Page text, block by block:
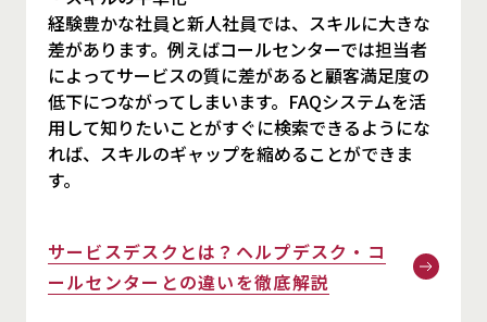
経験豊かな社員と新人社員では、スキルに大きな
差があります。例えばコールセンターでは担当者
によってサービスの質に差があると顧客満足度の
低下につながってしまいます。FAQシステムを活
用して知りたいことがすぐに検索できるようにな
れば、スキルのギャップを縮めることができま
す。
サービスデスクとは？ヘルプデスク・コ
ールセンターとの違いを徹底解説